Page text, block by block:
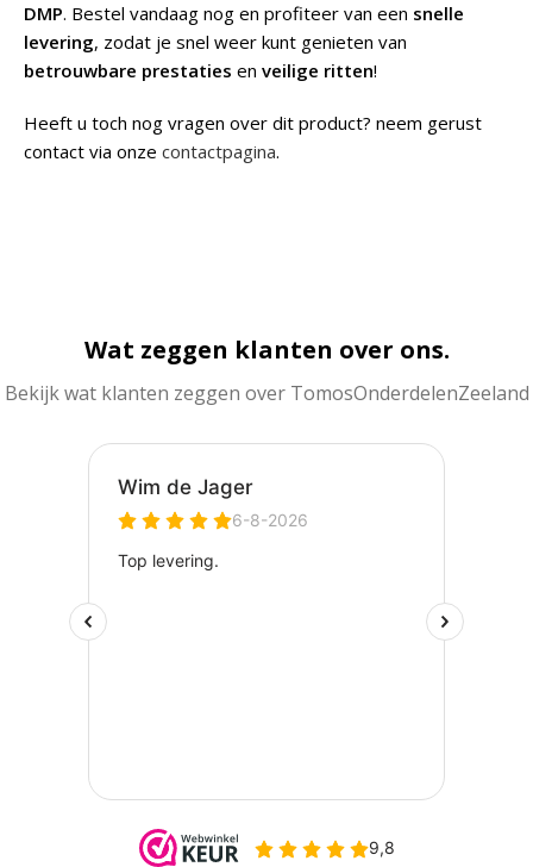
DMP. Bestel vandaag nog en profiteer van een snelle
levering, zodat je snel weer kunt genieten van
betrouwbare prestaties en veilige ritten!
Heeft u toch nog vragen over dit product? neem gerust
contact via onze contactpagina.
Wat zeggen klanten over ons.
Bekijk wat klanten zeggen over TomosOnderdelenZeeland